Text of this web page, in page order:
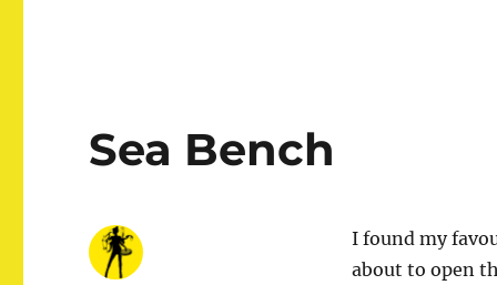
Sea Bench
I found my
about to open